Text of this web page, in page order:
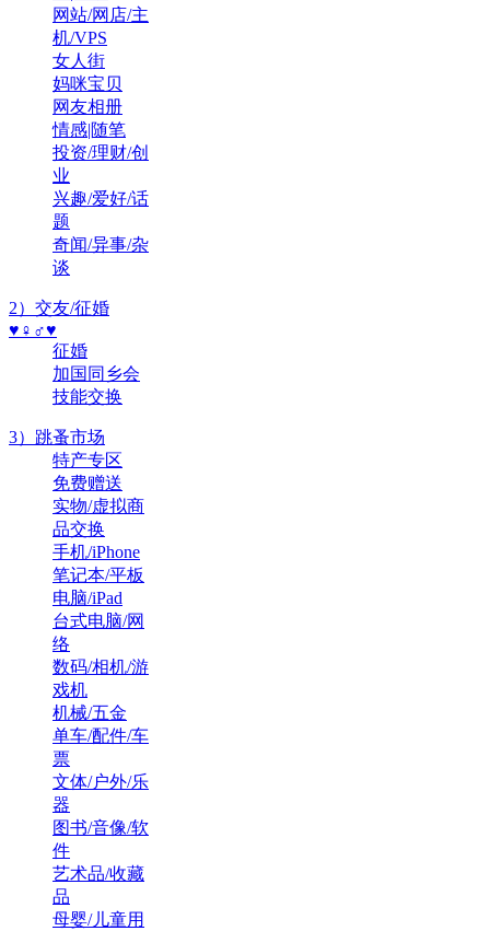
网站/网店/主
机/VPS
女人街
妈咪宝贝
网友相册
情感|随笔
投资/理财/创
业
兴趣/爱好/话
题
奇闻/异事/杂
谈
2）交友/征婚
♥♀♂♥
征婚
加国同乡会
技能交换
3）跳蚤市场
特产专区
免费赠送
实物/虚拟商
品交换
手机/iPhone
笔记本/平板
电脑/iPad
台式电脑/网
络
数码/相机/游
戏机
机械/五金
单车/配件/车
票
文体/户外/乐
器
图书/音像/软
件
艺术品/收藏
品
母婴/儿童用